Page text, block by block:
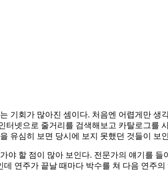
기회가 많아진 셈이다. 처음엔 어렵게만 생
넷으로 줄거리를 검색해보고 카탈로그를
유심히 보면 당시에 보지 못했던 것들이 보
할 점이 많아 보인다. 전문가의 얘기를 들
연주가 끝날 때마다 박수를 쳐 다음 연주